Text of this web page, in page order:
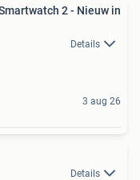
2 - Nieuw in
Details
3 aug 26
Details